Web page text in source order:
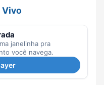
Vivo
janelinha pra
você navega.